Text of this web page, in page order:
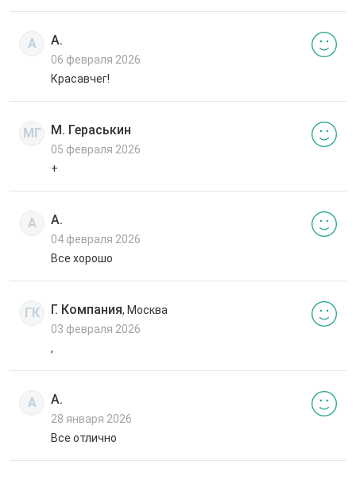
А А.
06 февраля 2026
Красавчег!
МГ М. Гераськин
05 февраля 2026
+
А А.
04 февраля 2026
Все хорошо
ГК Г. Компания, Москва
03 февраля 2026
,
А А.
28 января 2026
Все отлично